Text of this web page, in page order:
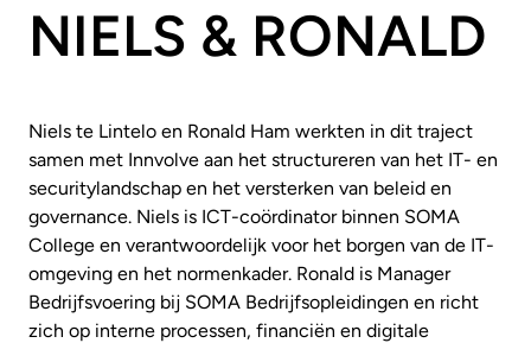
Ronald Ham, Manager Bedrijfsvoering
-
SOMA Bedrijfsopleidingen
NIELS & RONALD
Niels te Lintelo en Ronald Ham werkten in dit traject
samen met Innvolve aan het structureren van het IT- en
securitylandschap en het versterken van beleid en
governance. Niels is ICT-coördinator binnen SOMA
College en verantwoordelijk voor het borgen van de IT-
omgeving en het normenkader. Ronald is Manager
Bedrijfsvoering bij SOMA Bedrijfsopleidingen en richt
zich op interne processen, financiën en digitale